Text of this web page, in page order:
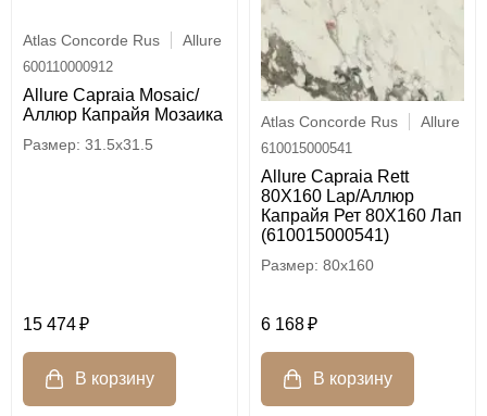
Atlas Concorde Rus Allure
600110000912
Allure Capraia Mosaic/
Аллюр Капрайя Мозаика
31.5x31.5
15 474
Atlas Concorde Rus Allure
610015000541
Allure Capraia Rett
80X160 Lap/Аллюр
Капрайя Рет 80X160 Лап
(610015000541)
80x160
6 168